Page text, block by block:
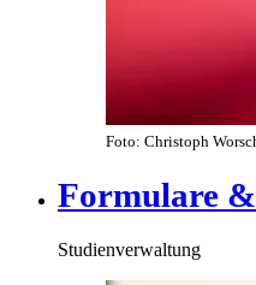
Foto: Christoph
Formulare
Studienverwaltung